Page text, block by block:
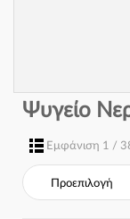
Ψυγείο
Εμφάνιση 1 /